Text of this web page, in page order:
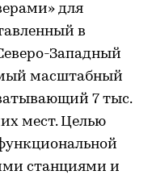
для
в
Западный
масштабный
7 тыс.
мест. Целью
станциями и